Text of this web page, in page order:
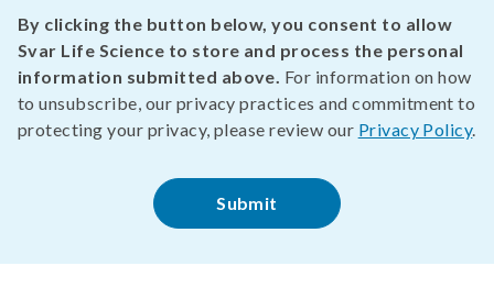
By clicking the button below, you consent to allow
Svar Life Science to store and process the personal
information submitted above. For information on how
to unsubscribe, our privacy practices and commitment to
protecting your privacy, please review our Privacy Policy.